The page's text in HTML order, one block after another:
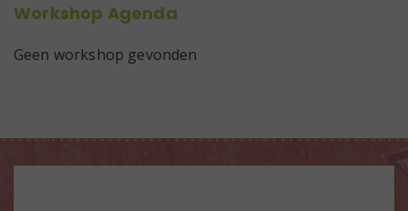
Workshop Agenda
Geen workshop gevonden